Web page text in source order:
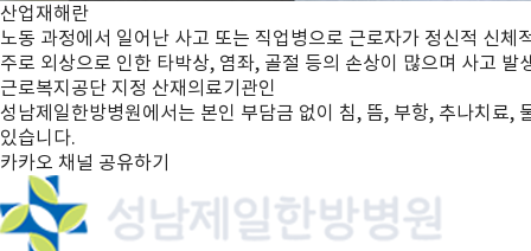
산업재해란
노동 과정에서 일어난 사고 또는 직업병으로 근로자가 정신적 신체
주로 외상으로 인한 타박상, 염좌, 골절 등의 손상이 많으며 사고
근로복지공단 지정 산재의료기관인
성남제일한방병원에서는 본인 부담금 없이 침, 뜸, 부항, 추나치료,
있습니다.
카카오 채널 공유하기